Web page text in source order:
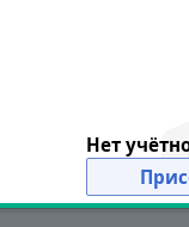
Нет